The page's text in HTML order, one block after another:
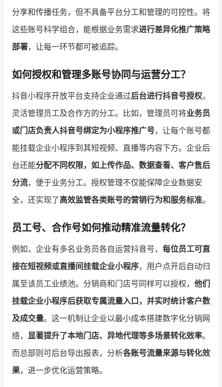
分享和传播任务，但不具备平台分工和管理的可控性。将
这些账号科学组合，能根据业务需求进行差异化推广策略
部署，让每一环节都可被追踪。
如何授权和管理多账号协同与运营分工？
抖音小程序开放平台支持企业通过后台进行抖音号授权，
灵活管理员工及合作方的分工。比如，管理员可将业务员
或门店负责人抖音号绑定为小程序推广号，让每个账号都
能挂载企业小程序到其短视频、直播等内容下方。企业后
台还能分配不同权限，如上传作品、数据查看、客户售后
分流，便于业务分工。授权管理不仅能保障企业数据安
全，还实现了高效监管各类账号的营销行为和服务标准。
员工号、合作号如何推动精准流量转化？
例如，企业有多名业务员各自运营抖音号， 每位员工可直
接在短视频或直播间挂载企业小程序，用户点开后自动归
属至该员工业绩池。分销商和门店号同样可以授权， 他们
挂载企业小程序后获取专属流量入口，并实时统计客户数
及成交量。这一机制让企业以最小成本搭建数字化分销网
络， 显著提升了本地门店、异地代理等多场景转化效率。
而总部则可后台导出报表，分析各账号流量来源与转化效
果，进一步优化运营策略。